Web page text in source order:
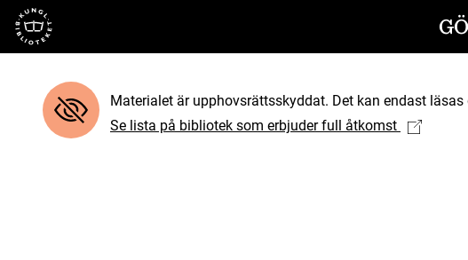
Till startsidan
Materialet är upphovsrättsskyddat. Det kan endast
Se lista på bibliotek som erbjuder full åtkomst